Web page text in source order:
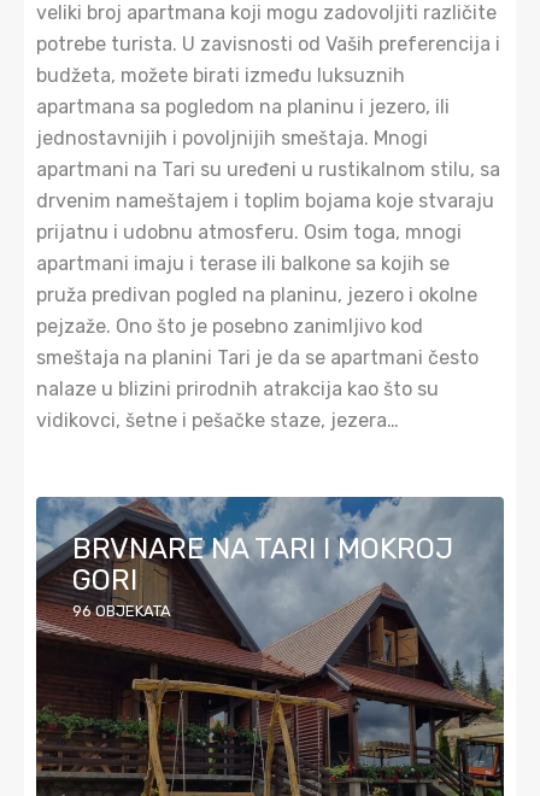
veliki broj apartmana koji mogu zadovoljiti različite
potrebe turista. U zavisnosti od Vaših preferencija i
budžeta, možete birati između luksuznih
apartmana sa pogledom na planinu i jezero, ili
jednostavnijih i povoljnijih smeštaja. Mnogi
apartmani na Tari su uređeni u rustikalnom stilu, sa
drvenim nameštajem i toplim bojama koje stvaraju
prijatnu i udobnu atmosferu. Osim toga, mnogi
apartmani imaju i terase ili balkone sa kojih se
pruža predivan pogled na planinu, jezero i okolne
pejzaže. Ono što je posebno zanimljivo kod
smeštaja na planini Tari je da se apartmani često
nalaze u blizini prirodnih atrakcija kao što su
vidikovci, šetne i pešačke staze, jezera…
BRVNARE NA TARI I MOKROJ
GORI
96 OBJEKATA